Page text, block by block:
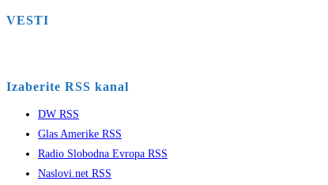
VESTI
Izaberite RSS kanal
DW RSS
Glas Amerike RSS
Radio Slobodna Evropa RSS
Naslovi.net RSS